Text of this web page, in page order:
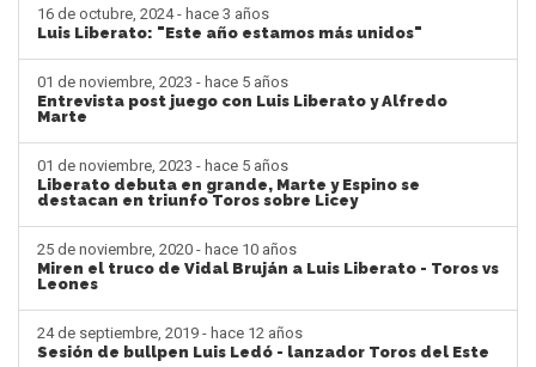
16 de octubre, 2024 - hace 3 años
Luis Liberato: "Este año estamos más unidos"
01 de noviembre, 2023 - hace 5 años
Entrevista post juego con Luis Liberato y Alfredo
Marte
01 de noviembre, 2023 - hace 5 años
Liberato debuta en grande, Marte y Espino se
destacan en triunfo Toros sobre Licey
25 de noviembre, 2020 - hace 10 años
Miren el truco de Vidal Bruján a Luis Liberato - Toros vs
Leones
24 de septiembre, 2019 - hace 12 años
Sesión de bullpen Luis Ledó - lanzador Toros del Este